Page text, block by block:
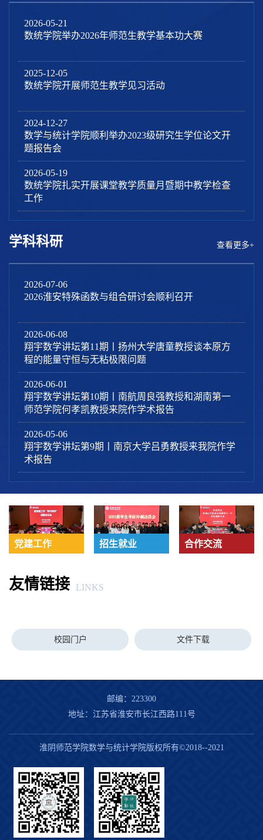
2026-05-21
数统学院举办2026年师范生教学基本功大赛
2025-12-05
数统学院开展师范生教学见习活动
2024-12-27
数学与统计学院顺利举办2023级研究生学位论文开
题报告会
2026-05-19
数统学院扎实开展课堂教学质量月暨期中教学检查
工作
学科科研 查看更多+
2026-07-06
2026淮安特殊函数与组合研讨会顺利召开
2026-06-08
翔宇数学讲坛第11期丨扬州大学唐童教授谈本原方
程的能量守恒与无粘极限问题
2026-06-01
翔宇数学讲坛第10期丨南航周良强教授和湖南第一
师范学院何孝凯教授来院作学术报告
2026-05-06
翔宇数学讲坛第9期丨南京大学吕勇教授来我院作学
术报告
党建工作 招生就业 合作交流
友情链接 LINKS
校园门户 文件下载
邮编：223300
地址：江苏省淮安市长江西路111号
淮阴师范学院数学与统计学院版权所有©2018--2021